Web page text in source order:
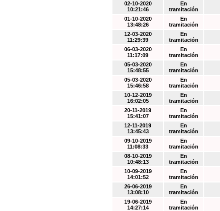
02-10-2020
10:21:46
En
tramitación
01-10-2020
13:48:26
En
tramitación
12-03-2020
11:29:39
En
tramitación
06-03-2020
11:17:09
En
tramitación
05-03-2020
15:48:55
En
tramitación
05-03-2020
15:46:58
En
tramitación
10-12-2019
16:02:05
En
tramitación
20-11-2019
15:41:07
En
tramitación
12-11-2019
13:45:43
En
tramitación
09-10-2019
11:08:33
En
tramitación
08-10-2019
10:48:13
En
tramitación
10-09-2019
14:01:52
En
tramitación
26-06-2019
13:08:10
En
tramitación
19-06-2019
14:27:14
En
tramitación